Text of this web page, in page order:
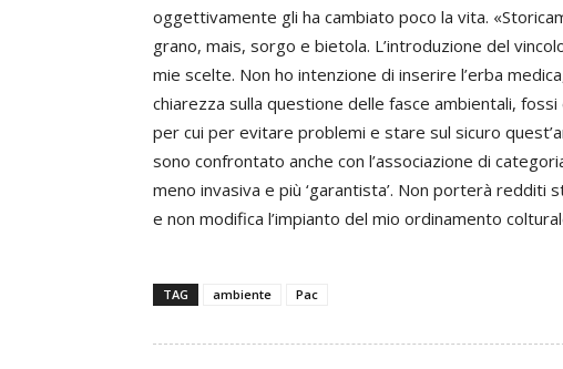
oggettivamente gli ha cambiato poco la vita.
grano, mais, sorgo e bietola. L’introduzione del
mie scelte. Non ho intenzione di inserire l’erba
chiarezza sulla questione delle fasce ambientali,
per cui per evitare problemi e stare sul sicuro
sono confrontato anche con l’associazione di
meno invasiva e più ‘garantista’. Non porterà
e non modifica l’impianto del mio ordinamento
TAG ambiente Pac